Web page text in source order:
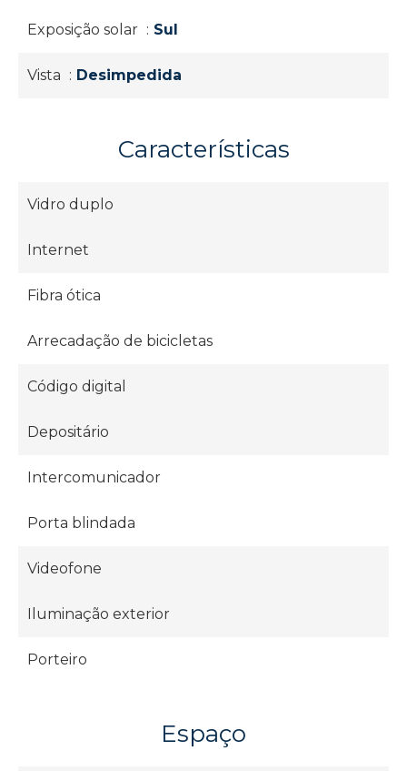
Exposição solar Sul
Vista Desimpedida
Características
Vidro duplo
Internet
Fibra ótica
Arrecadação de bicicletas
Código digital
Depositário
Intercomunicador
Porta blindada
Videofone
Iluminação exterior
Porteiro
Espaço